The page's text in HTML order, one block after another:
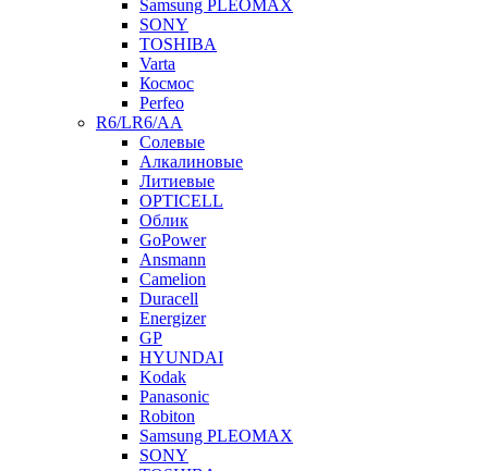
Samsung PLEOMAX
SONY
TOSHIBA
Varta
Космос
Perfeo
R6/LR6/AA
Солевые
Алкалиновые
Литиевые
OPTICELL
Облик
GoPower
Ansmann
Camelion
Duracell
Energizer
GP
HYUNDAI
Kodak
Panasonic
Robiton
Samsung PLEOMAX
SONY